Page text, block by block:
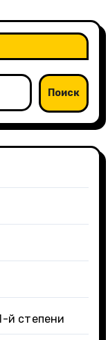
Поиск
й степени